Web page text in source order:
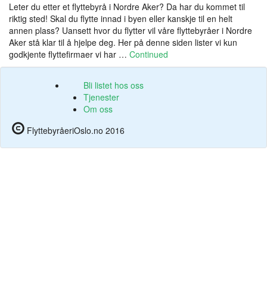
Leter du etter et flyttebyrå i Nordre Aker? Da har du kommet til
riktig sted! Skal du flytte innad i byen eller kanskje til en helt
annen plass? Uansett hvor du flytter vil våre flyttebyråer i Nordre
Aker stå klar til å hjelpe deg. Her på denne siden lister vi kun
godkjente flyttefirmaer vi har … Continued
Bli listet hos oss
Tjenester
Om oss
FlyttebyråeriOslo.no 2016